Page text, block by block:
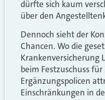
dürfte sich kaum
über den
Dennoch sieht der
Chancen. Wo die
Krankenversicherung
beim Festzuschuss
Ergänzungspolicen
Einschränkungen in